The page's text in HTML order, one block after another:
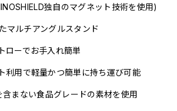
独自のマグネット技術を使用)
マルチアングルスタンド
ローでお手入れ簡単
利用で軽量かつ簡単に持ち運び可能
まない食品グレードの素材を使用